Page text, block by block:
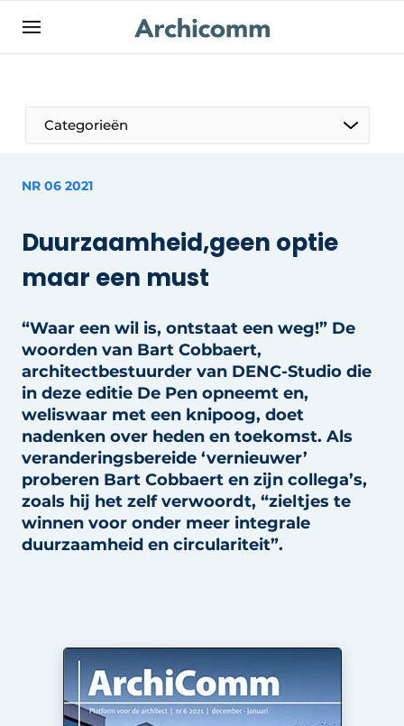
NL be-FR
Categorieën
NR 06 2021
Duurzaamheid,geen optie
maar een must
“Waar een wil is, ontstaat een weg!” De
woorden van Bart Cobbaert,
architectbestuurder van DENC-Studio die
in deze editie De Pen opneemt en,
weliswaar met een knipoog, doet
nadenken over heden en toekomst. Als
veranderingsbereide ‘vernieuwer’
proberen Bart Cobbaert en zijn collega’s,
zoals hij het zelf verwoordt, “zieltjes te
winnen voor onder meer integrale
duurzaamheid en circulariteit”.